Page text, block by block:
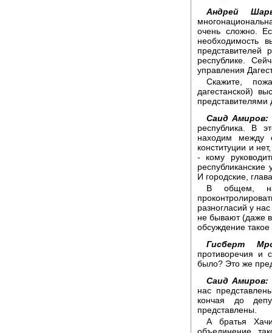
Андрей
очень сложно.
необходимость
представителей
республике.
управления
Скажите,
дагестанской)
представителями
Саид Амиров:
республика. В
находим между
конституции и
- кому
И городские,
В общем, на
разногласий у
не бывают (даже
обсуждение
Гисберт
противоречия и
было? Это же
Саид Амиров:
нас
кончая до
представлены.
А братья
объединение,